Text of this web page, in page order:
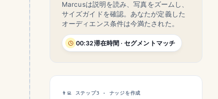
Marcusは説明を読み、写真をズームし、
サイズガイドを確認。あなたが定義した
オーディエンス条件は今満たされた。
00:32滞在時間 · セグメントマッチ
ステップ3 · ナッジを作成